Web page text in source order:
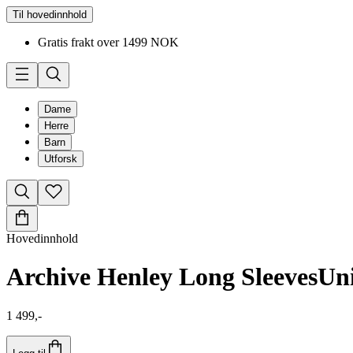
Til hovedinnhold
Gratis frakt over 1499 NOK
Dame
Herre
Barn
Utforsk
Hovedinnhold
Archive Henley Long Sleeves
1 499,-